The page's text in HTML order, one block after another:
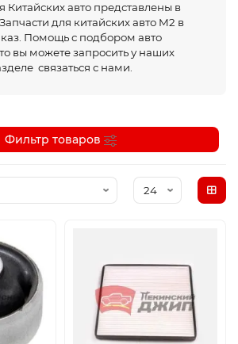
Китайских авто представлены в
для китайских авто M2 в
Помощь с подбором авто
вы можете запросить у наших
связаться с нами.
Фильтр товаров